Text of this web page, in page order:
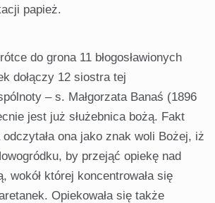
papież.
do grona 11 błogosławionych
dołączy 12 siostra tej
– s. Małgorzata Banaś (1896
jest już służebnica bożą. Fakt
ona jako znak woli Bożej, iż
by przejąć opiekę nad
wokół której koncentrowała się
Opiekowała się także